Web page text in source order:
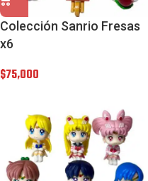
Colección Sanrio Fresas
x6
$75,000